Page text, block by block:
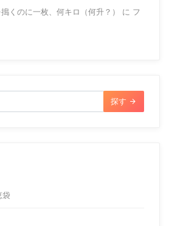
くのに一枚、何キロ（何升？） に フ
探す
袋